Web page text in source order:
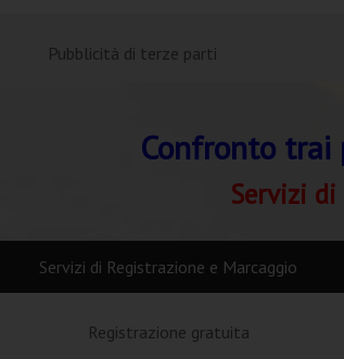
Pubblicità di terze parti
Confronto
Servizi
Servizi di Registrazione e Marcaggio
Registrazione gratuita